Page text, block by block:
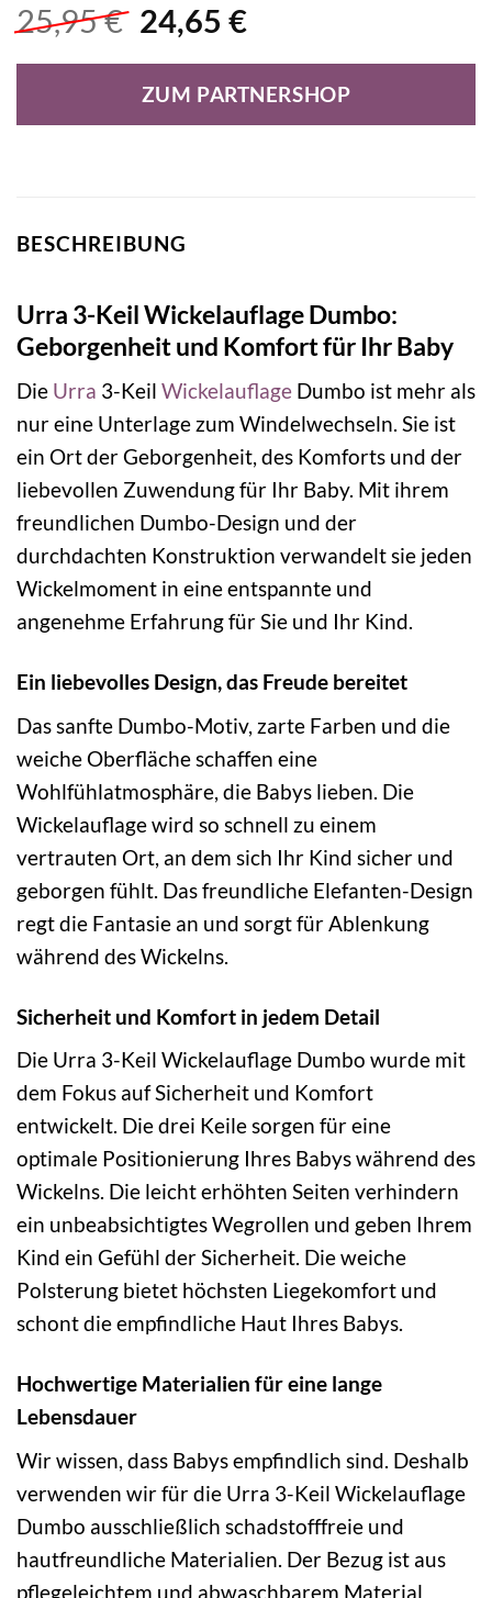
25,95€ Ursprünglicher
war:
25,95 €
24,65 €Aktueller
ist:
24,65 €.
ZUM PARTNERSHOP
BESCHREIBUNG
Urra 3-Keil Wickelauflage Dumbo:
Geborgenheit und Komfort für Ihr Baby
Die Urra 3-Keil Wickelauflage Dumbo ist mehr als
nur eine Unterlage zum Windelwechseln. Sie ist
ein Ort der Geborgenheit, des Komforts und der
liebevollen Zuwendung für Ihr Baby. Mit ihrem
freundlichen Dumbo-Design und der
durchdachten Konstruktion verwandelt sie jeden
Wickelmoment in eine entspannte und
angenehme Erfahrung für Sie und Ihr Kind.
Ein liebevolles Design, das Freude bereitet
Das sanfte Dumbo-Motiv, zarte Farben und die
weiche Oberfläche schaffen eine
Wohlfühlatmosphäre, die Babys lieben. Die
Wickelauflage wird so schnell zu einem
vertrauten Ort, an dem sich Ihr Kind sicher und
geborgen fühlt. Das freundliche Elefanten-Design
regt die Fantasie an und sorgt für Ablenkung
während des Wickelns.
Sicherheit und Komfort in jedem Detail
Die Urra 3-Keil Wickelauflage Dumbo wurde mit
dem Fokus auf Sicherheit und Komfort
entwickelt. Die drei Keile sorgen für eine
optimale Positionierung Ihres Babys während des
Wickelns. Die leicht erhöhten Seiten verhindern
ein unbeabsichtigtes Wegrollen und geben Ihrem
Kind ein Gefühl der Sicherheit. Die weiche
Polsterung bietet höchsten Liegekomfort und
schont die empfindliche Haut Ihres Babys.
Hochwertige Materialien für eine lange
Lebensdauer
Wir wissen, dass Babys empfindlich sind. Deshalb
verwenden wir für die Urra 3-Keil Wickelauflage
Dumbo ausschließlich schadstofffreie und
hautfreundliche Materialien. Der Bezug ist aus
pflegeleichtem und abwaschbarem Material